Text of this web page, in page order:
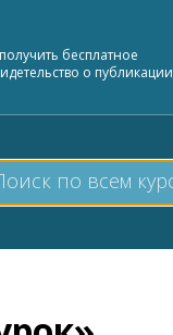
бесплатное
о публикации